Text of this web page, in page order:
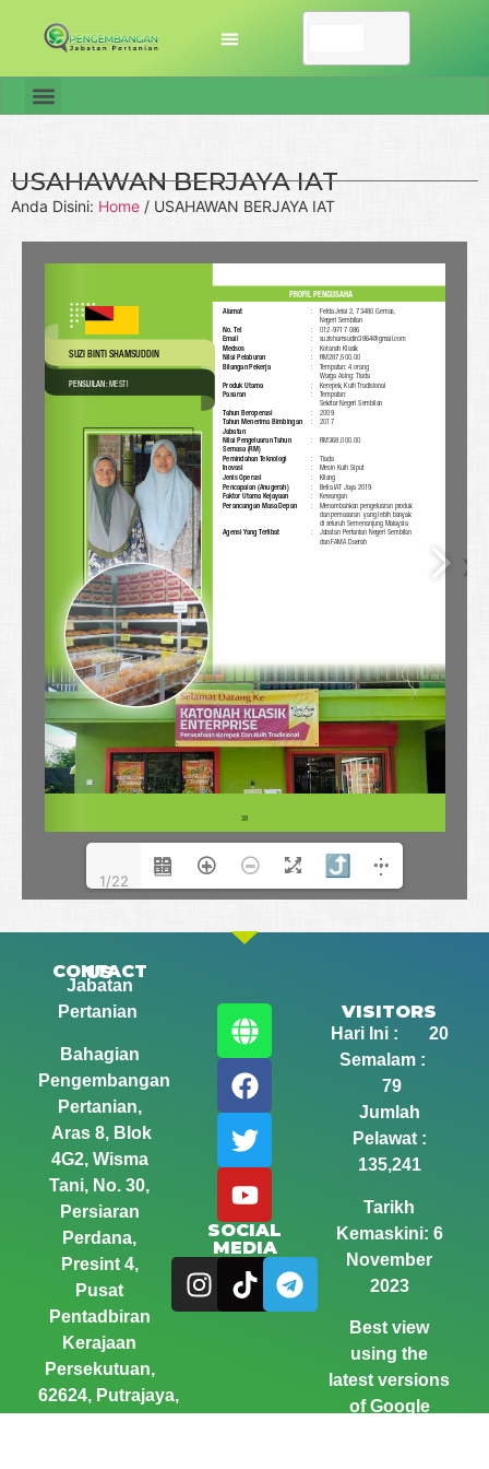
USAHAWAN BERJAYA IAT
Anda Disini: Home / USAHAWAN BERJAYA IAT
1/22
CONTACT US
Jabatan
Pertanian
Bahagian
Pengembangan
Pertanian,
Aras 8, Blok
4G2, Wisma
Tani, No. 30,
Persiaran
Perdana,
Presint 4,
Pusat
Pentadbiran
Kerajaan
Persekutuan,
62624, Putrajaya,
SOCIAL
MEDIA
VISITORS
Hari Ini : 20
Semalam :
79
Jumlah
Pelawat :
135,241
Tarikh
Kemaskini: 6
November
2023
Best view
using the
latest versions
of Google